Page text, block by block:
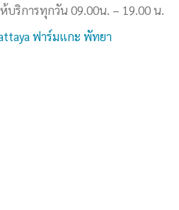
บริการทุกวัน 09.00น. – 19.00 น.
ฟาร์มแกะ พัทยา